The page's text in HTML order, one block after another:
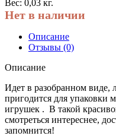
Вес: 0,03 кг.
Нет в наличии
Описание
Отзывы (0)
Описание
Идет в разобранном виде,
пригодится для упаковки
игрушек . В такой
смотреться интереснее,
запомнится!